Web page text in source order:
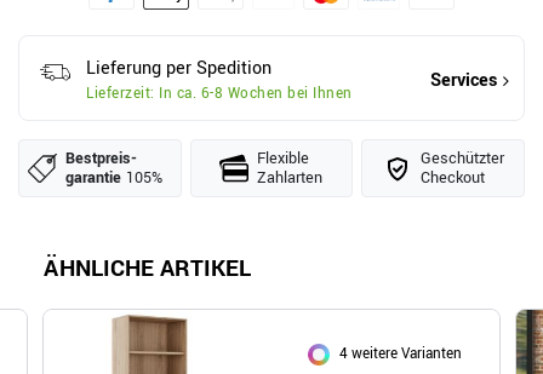
Lieferung per Spedition
Lieferzeit: In ca. 6-8 Wochen bei Ihnen
Services
Bestpreis­
garantie 105%
Flexible
Zahlarten
Geschützter
Checkout
ÄHNLICHE ARTIKEL
4 weitere Varianten